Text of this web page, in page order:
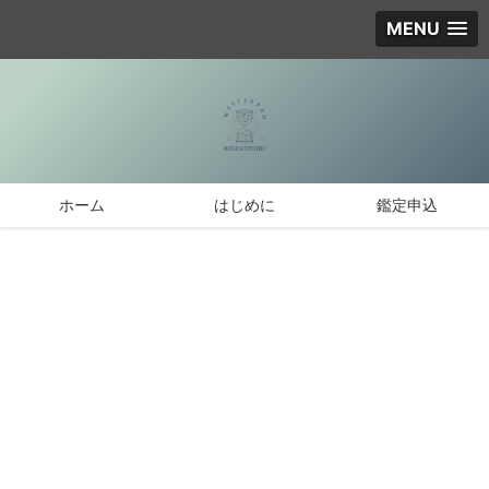
MENU
ホーム はじめに 鑑定申込